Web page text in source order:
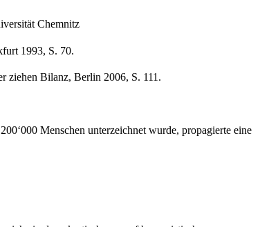
Chemnitz
1993, S. 70.
ziehen Bilanz, Berlin 2006, S. 111.
Menschen unterzeichnet wurde, propagierte eine